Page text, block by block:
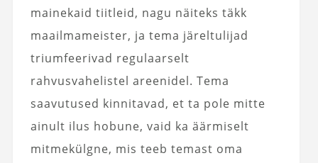
mainekaid tiitleid, nagu näiteks täkk
maailmameister, ja tema järeltulijad
triumfeerivad regulaarselt
rahvusvahelistel areenidel. Tema
saavutused kinnitavad, et ta pole mitte
ainult ilus hobune, vaid ka äärmiselt
mitmekülgne, mis teeb temast oma